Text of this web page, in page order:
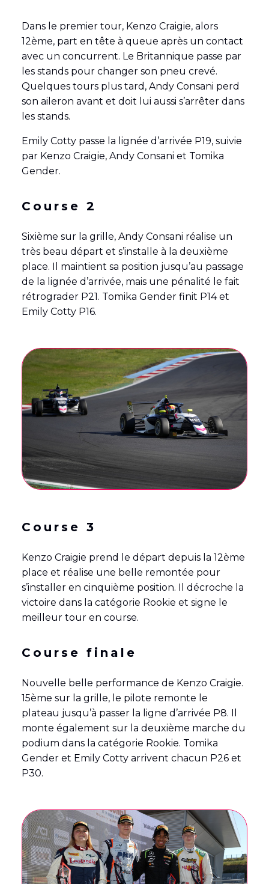
Dans le premier tour, Kenzo Craigie, alors
12ème, part en tête à queue après un contact
avec un concurrent. Le Britannique passe par
les stands pour changer son pneu crevé.
Quelques tours plus tard, Andy Consani perd
son aileron avant et doit lui aussi s’arrêter dans
les stands.
Emily Cotty passe la lignée d’arrivée P19, suivie
par Kenzo Craigie, Andy Consani et Tomika
Gender.
Course 2
Sixième sur la grille, Andy Consani réalise un
très beau départ et s’installe à la deuxième
place. Il maintient sa position jusqu’au passage
de la lignée d’arrivée, mais une pénalité le fait
rétrograder P21. Tomika Gender finit P14 et
Emily Cotty P16.
Course 3
Kenzo Craigie prend le départ depuis la 12ème
place et réalise une belle remontée pour
s’installer en cinquième position. Il décroche la
victoire dans la catégorie Rookie et signe le
meilleur tour en course.
Course finale
Nouvelle belle performance de Kenzo Craigie.
15ème sur la grille, le pilote remonte le
plateau jusqu’à passer la ligne d’arrivée P8. Il
monte également sur la deuxième marche du
podium dans la catégorie Rookie. Tomika
Gender et Emily Cotty arrivent chacun P26 et
P30.